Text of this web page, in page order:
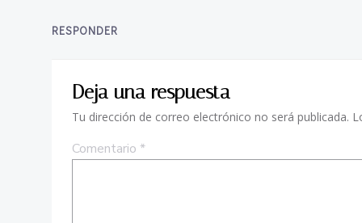
RESPONDER
Deja una respuesta
Tu dirección de correo electrónico no será publicada.
Comentario *